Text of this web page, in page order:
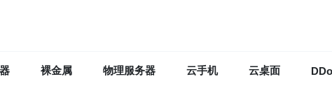
裸金属 物理服务器 云手机 云桌面